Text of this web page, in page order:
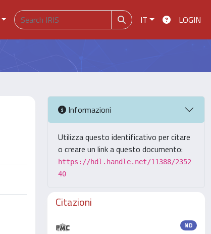
IT LOGIN
Informazioni
Utilizza questo identificativo per citare
o creare un link a questo documento:
https://hdl.handle.net/11388/2352
40
Citazioni
ND